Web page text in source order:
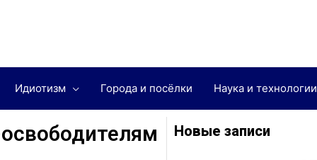
Идиотизм Города и посёлки Наука и технологии
Новые записи